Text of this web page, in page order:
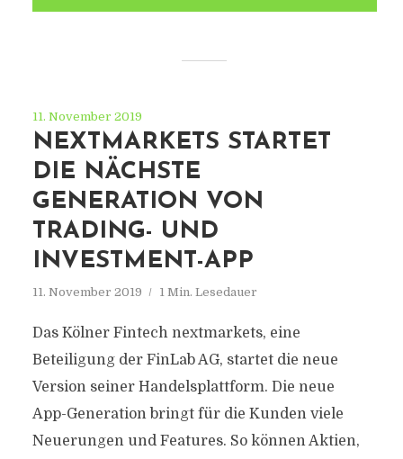
11. November 2019
NEXTMARKETS STARTET
DIE NÄCHSTE
GENERATION VON
TRADING- UND
INVESTMENT-APP
11. November 2019 1 Min. Lesedauer
Das Kölner Fintech nextmarkets, eine
Beteiligung der FinLab AG, startet die neue
Version seiner Handelsplattform. Die neue
App-Generation bringt für die Kunden viele
Neuerungen und Features. So können Aktien,